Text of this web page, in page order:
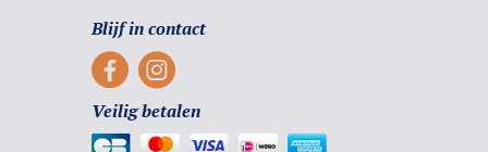
Blijf in contact
Veilig betalen